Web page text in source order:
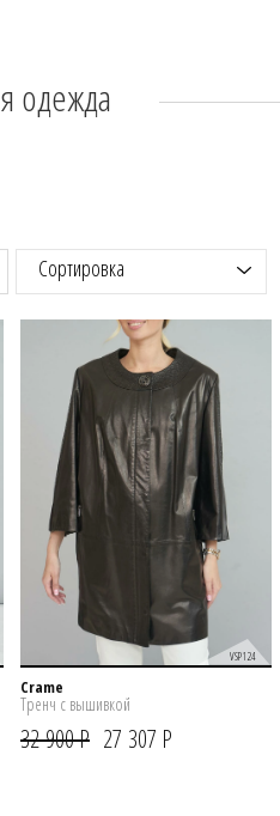
одежда
VSP124
Crame
Тренч с вышивкой
32 900 Р 27 307 Р